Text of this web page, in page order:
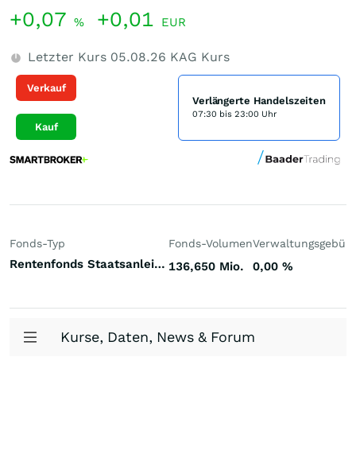
+0,07 % +0,01 EUR
Letzter Kurs 05.08.26 KAG Kurs
Verkauf
Kauf
Verlängerte Handelszeiten
07:30 bis 23:00 Uhr
Fonds-Typ
Rentenfonds Staatsanleihen gemischte Laufzeiten Euroland Euro
Fonds-Volumen
136,650 Mio. 0,00 %
Kurse, Daten, News & Forum